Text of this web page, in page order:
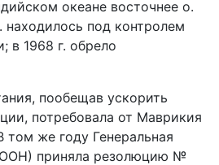
океане восточнее о.
находилось под контролем
в 1968 г. обрело
пообещав ускорить
потребовала от Маврикия
том же году Генеральная
приняла резолюцию №